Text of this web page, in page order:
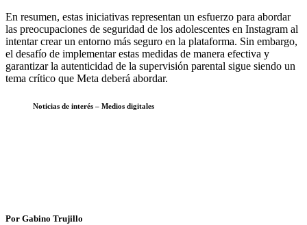
En resumen, estas iniciativas representan un esfuerzo para abordar
las preocupaciones de seguridad de los adolescentes en Instagram al
intentar crear un entorno más seguro en la plataforma. Sin embargo,
el desafío de implementar estas medidas de manera efectiva y
garantizar la autenticidad de la supervisión parental sigue siendo un
tema crítico que Meta deberá abordar.
Noticias de interés – Medios digitales
Por Gabino Trujillo